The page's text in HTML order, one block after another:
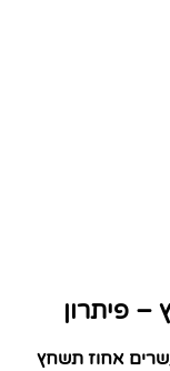
פיתרון
אחוז תשחץ